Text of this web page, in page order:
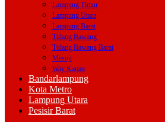
Lampung Timur
Lampung Utara
Lampung Barat
Tulang Bawang
Tulang Bawang Barat
Mesuji
Way Kanan
Bandarlampung
Kota Metro
Lampung Utara
Pesisir Barat